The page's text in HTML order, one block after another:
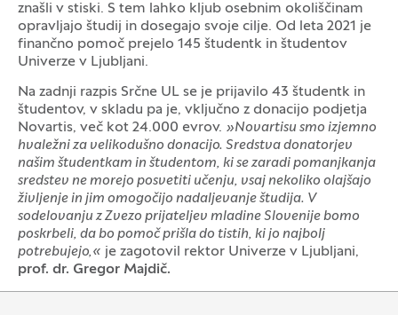
znašli v stiski. S tem lahko kljub osebnim okoliščinam
opravljajo študij in dosegajo svoje cilje. Od leta 2021 je
finančno pomoč prejelo 145 študentk in študentov
Univerze v Ljubljani.
Na zadnji razpis Srčne UL se je prijavilo 43 študentk in
študentov, v skladu pa je, vključno z donacijo podjetja
Novartis, več kot 24.000 evrov. »Novartisu smo izjemno
hvaležni za velikodušno donacijo. Sredstva donatorjev
našim študentkam in študentom, ki se zaradi pomanjkanja
sredstev ne morejo posvetiti učenju, vsaj nekoliko olajšajo
življenje in jim omogočijo nadaljevanje študija. V
sodelovanju z Zvezo prijateljev mladine Slovenije bomo
poskrbeli, da bo pomoč prišla do tistih, ki jo najbolj
potrebujejo,« je zagotovil rektor Univerze v Ljubljani,
prof. dr. Gregor Majdič.